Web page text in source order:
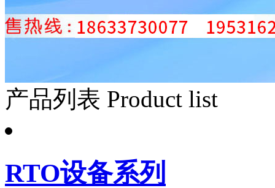
产品列表 Product list
RTO设备系列